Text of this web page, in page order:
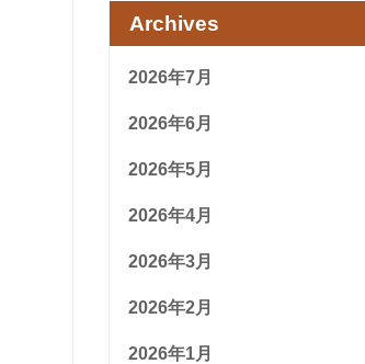
Archives
2026年7月
2026年6月
2026年5月
2026年4月
2026年3月
2026年2月
2026年1月